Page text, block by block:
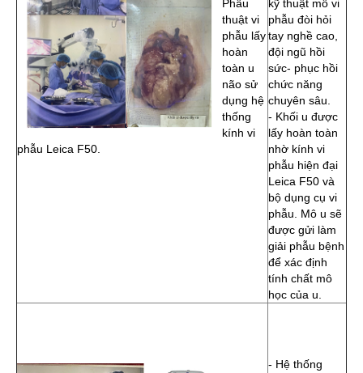
Phẫu
thuật vi
phẫu lấy
hoàn
toàn u
não sử
dụng hệ
thống
kính vi
phẫu Leica F50.
kỹ thuật mổ vi
phẫu đòi hỏi
tay nghề cao,
đội ngũ hồi
sức- phục hồi
chức năng
chuyên sâu.
- Khối u được
lấy hoàn toàn
nhờ kính vi
phẫu hiện đại
Leica F50 và
bộ dụng cụ vi
phẫu. Mô u sẽ
được gửi làm
giải phẫu bệnh
để xác định
tính chất mô
học của u.
- Hệ thống